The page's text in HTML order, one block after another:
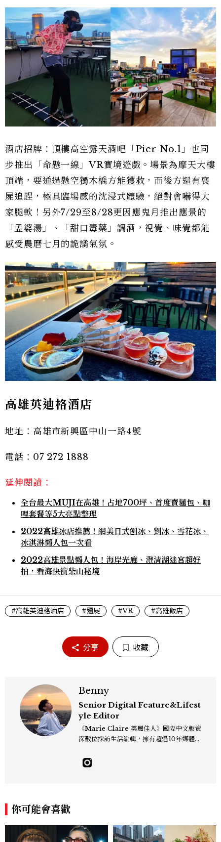
酒店招牌：頂樓高空露天酒吧「Pier No.1」也同
步推出「命懸一線」VR實境遊戲。場景為摩天大樓
頂端，要通過懸空獨木橋方能獲救，而後方還有喪
屍追趕，極具臨場感的沈浸式體驗，絕對會嚇得大
家腿軟！另外7/29至8/28更因應鬼月推出應景的
「孟婆湯」、「甜口毒藥」調酒，視覺、味覺都能
感受農曆七月的詭譎氣氛。
高雄英迪格酒店
地址：高雄市新興區中山一路4號
電話：07 272 1888
延伸閱讀：
全台最大MUJI在高雄！占地700坪、首度賣麵包、咖
哩套餐等5大亮點整理
2022高雄冰店推薦！網美日式刨冰、剉冰、雪花冰、
冰淇淋懶人包一次看
2022高雄景點懶人包！海岸光廊、澄清湖迷宮超好
拍，看海快衝柴山秘境
#高雄英迪格酒店 #殭屍 #VR #高雄飯店
分享 收藏
Benny
Senior Digital Feature&Lifest
yle Editor
《Marie Claire 美麗佳人》國際中文版資
深數位採訪生活編輯，擁有超過10年媒體與
飯店、奢華旅宿、旅遊景點、航空等領域，
另涉獵3C家電、居家生活範疇，具備實測
pella、Mandarin Oriental、JOAL
你可能會喜歡